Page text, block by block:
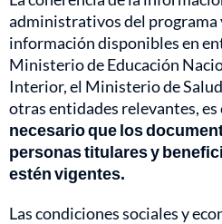
administrativos del programa
información disponibles en
Ministerio de Educación
Interior, el Ministerio de
otras entidades relevantes, es
necesario que los
personas titulares y
estén vigentes.
Las condiciones sociales y